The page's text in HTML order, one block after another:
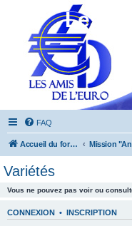
Les
FAQ
Accueil du forum
Variétés
Vous ne pouvez pas voir ou
CONNEXION • INSCRIPTION